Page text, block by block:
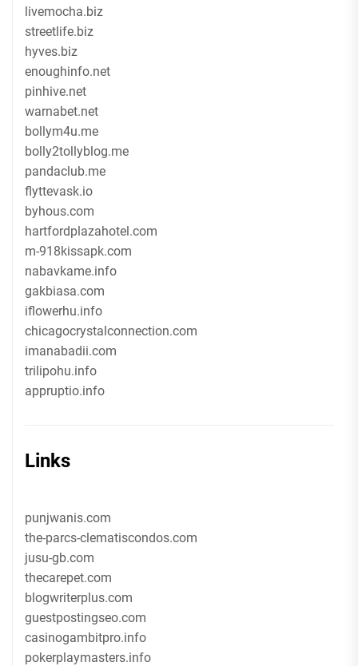
livemocha.biz
streetlife.biz
hyves.biz
enoughinfo.net
pinhive.net
warnabet.net
bollym4u.me
bolly2tollyblog.me
pandaclub.me
flyttevask.io
byhous.com
hartfordplazahotel.com
m-918kissapk.com
nabavkame.info
gakbiasa.com
iflowerhu.info
chicagocrystalconnection.com
imanabadii.com
trilipohu.info
appruptio.info
Links
punjwanis.com
the-parcs-clematiscondos.com
jusu-gb.com
thecarepet.com
blogwriterplus.com
guestpostingseo.com
casinogambitpro.info
pokerplaymasters.info